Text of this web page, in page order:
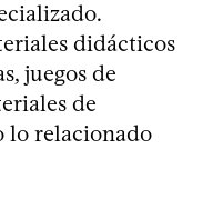
didácticos
juegos de
de
lo relacionado